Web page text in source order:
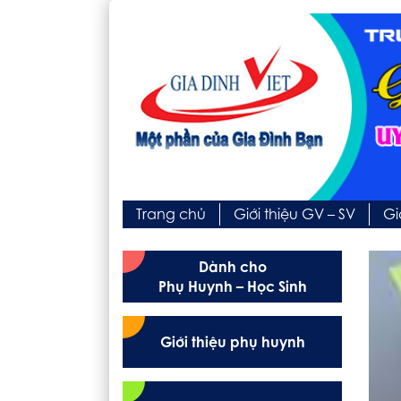
Trang chủ Giới thiệu GV – SV
Dành cho
Phụ Huynh – Học Sinh
Giới thiệu phụ huynh